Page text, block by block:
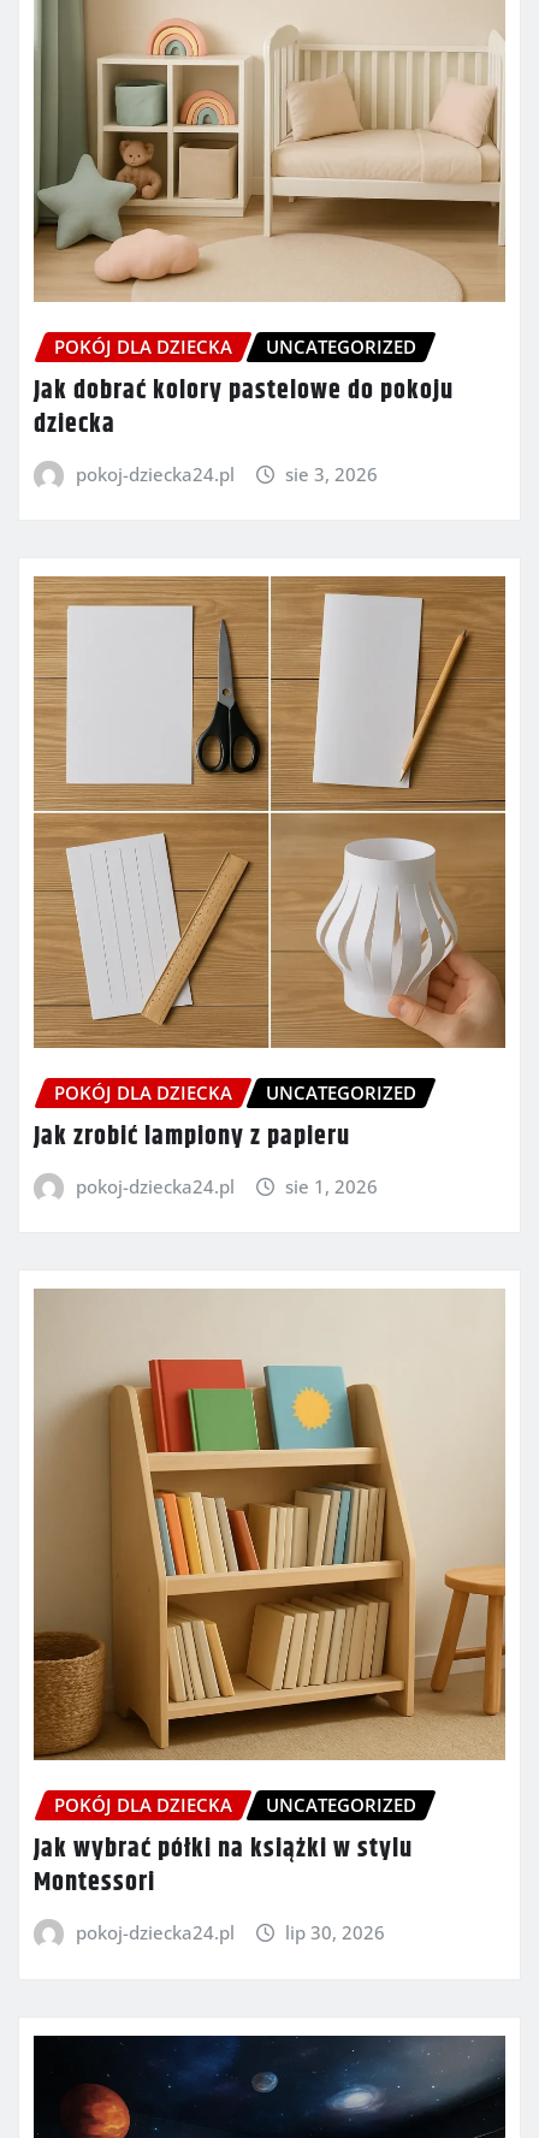
POKÓJ DLA DZIECKA UNCATEGORIZED
Jak dobrać kolory pastelowe do pokoju
dziecka
pokoj-dziecka24.pl sie 3, 2026
POKÓJ DLA DZIECKA UNCATEGORIZED
Jak zrobić lampiony z papieru
pokoj-dziecka24.pl sie 1, 2026
POKÓJ DLA DZIECKA UNCATEGORIZED
Jak wybrać półki na książki w stylu
Montessori
pokoj-dziecka24.pl lip 30, 2026